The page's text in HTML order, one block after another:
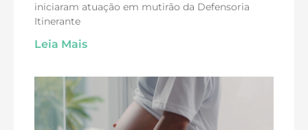
iniciaram atuação em mutirão da Defensoria
Itinerante
Leia Mais